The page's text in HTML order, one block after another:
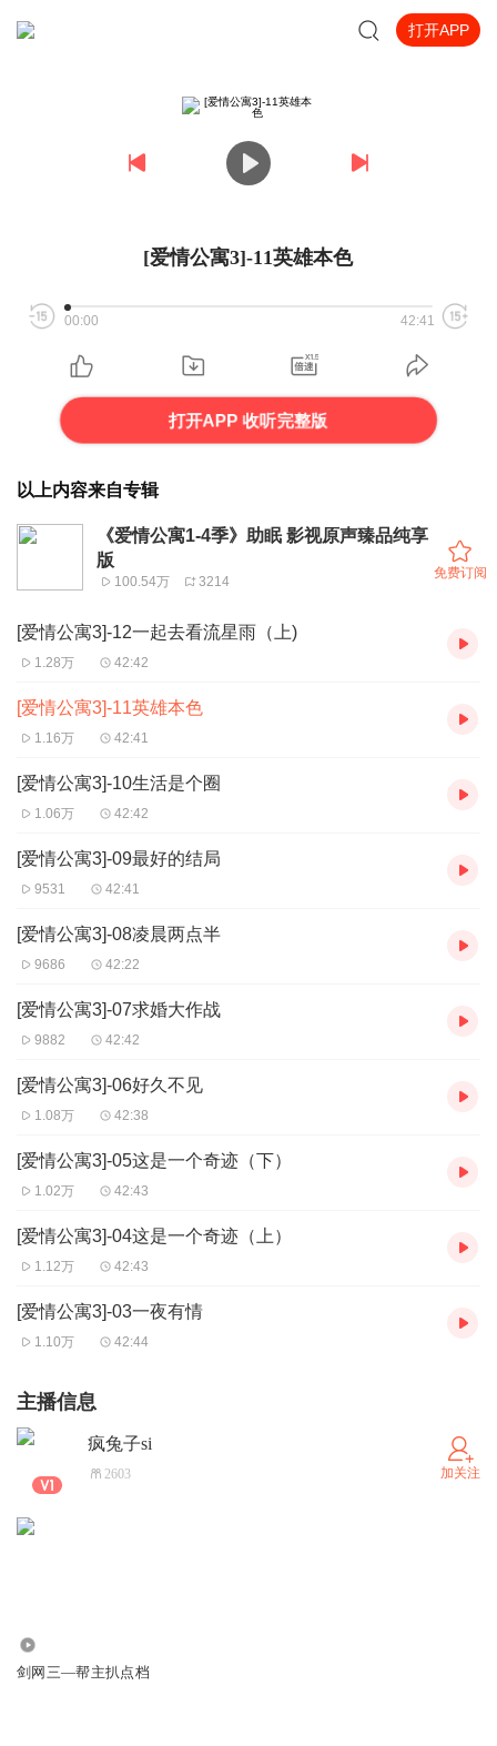
打开APP
[爱情公寓3]-11英雄本色
00:00 42:41
打开APP 收听完整版
以上内容来自专辑
《爱情公寓1-4季》助眠 影视原声臻品纯享
版
100.54万 3214
免费订阅
[爱情公寓3]-12一起去看流星雨（上)
1.28万 42:42
[爱情公寓3]-11英雄本色
1.16万 42:41
[爱情公寓3]-10生活是个圈
1.06万 42:42
[爱情公寓3]-09最好的结局
9531 42:41
[爱情公寓3]-08凌晨两点半
9686 42:22
[爱情公寓3]-07求婚大作战
9882 42:42
[爱情公寓3]-06好久不见
1.08万 42:38
[爱情公寓3]-05这是一个奇迹（下）
1.02万 42:43
[爱情公寓3]-04这是一个奇迹（上）
1.12万 42:43
[爱情公寓3]-03一夜有情
1.10万 42:44
主播信息
疯兔子si
2603 加关注
剑网三—帮主扒点档